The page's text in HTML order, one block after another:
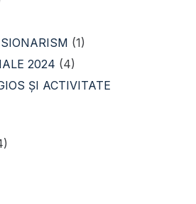
(1)
2024 (4)
ŞI ACTIVITATE